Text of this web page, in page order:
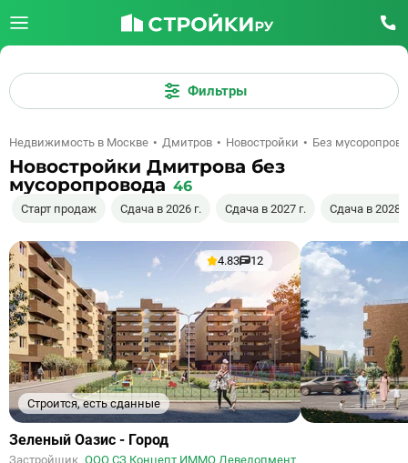
Фильтры
Недвижимость в Москве Дмитров Новостройки Без
Новостройки Дмитрова без
мусоропровода 46
Старт продаж Сдача в 2026 г. Сдача в 2027 г. Сдача в 2028
Строится, есть сданные
4.83 12
Ссылка
Зеленый Оазис - Город
Застройщик ООО СЗ Концепт ИММО Девелопмент